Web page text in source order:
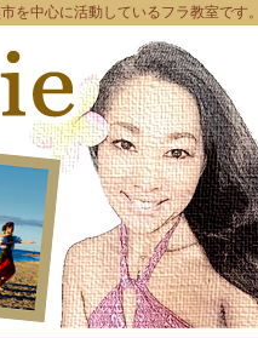
を中心に活動しているフラ教室です。